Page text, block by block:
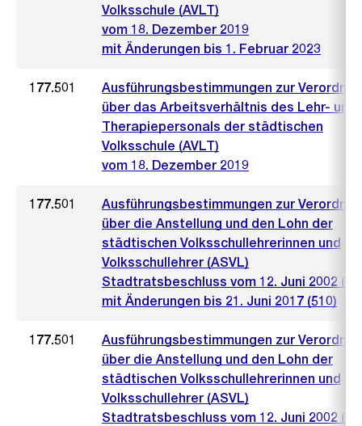
Volksschule (AVLT)
vom 18. Dezember 2019
mit Änderungen bis 1. Februar 2023
177.501
Ausführungsbestimmungen zur
über das Arbeitsverhältnis des Lehr- und
Therapiepersonals der städtischen
Volksschule (AVLT)
vom 18. Dezember 2019
177.501
Ausführungsbestimmungen zur
über die Anstellung und den Lohn der
städtischen Volksschullehrerinnen und
Volksschullehrer (ASVL)
Stadtratsbeschluss vom 12. Juni 2002
mit Änderungen bis 21. Juni 2017 (510)
177.501
Ausführungsbestimmungen zur
über die Anstellung und den Lohn der
städtischen Volksschullehrerinnen und
Volksschullehrer (ASVL)
Stadtratsbeschluss vom 12. Juni 2002